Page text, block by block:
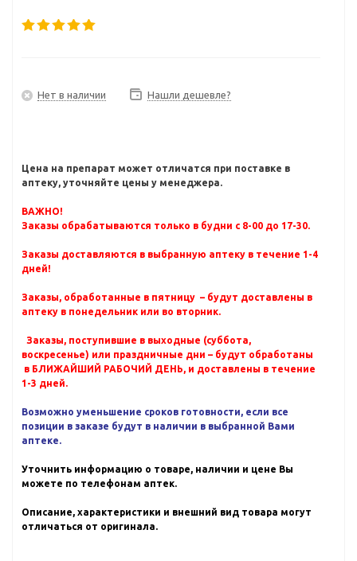
Нет в наличии Нашли дешевле?
Цена на препарат может отличатся при поставке в
аптеку, уточняйте цены у менеджера.
ВАЖНО!
Заказы обрабатываются только в будни с 8-00 до 17-30.
Заказы доставляются в выбранную аптеку в течение 1-4
дней!
Заказы, обработанные в пятницу – будут доставлены в
аптеку в понедельник или во вторник.
Заказы, поступившие в выходные (суббота,
воскресенье) или праздничные дни – будут обработаны
в БЛИЖАЙШИЙ РАБОЧИЙ ДЕНЬ, и доставлены в течение
1-3 дней.
Возможно уменьшение сроков готовности, если все
позиции в заказе будут в наличии в выбранной Вами
аптеке.
Уточнить информацию о товаре, наличии и цене Вы
можете по телефонам аптек.
Описание, характеристики и внешний вид товара могут
отличаться от оригинала.